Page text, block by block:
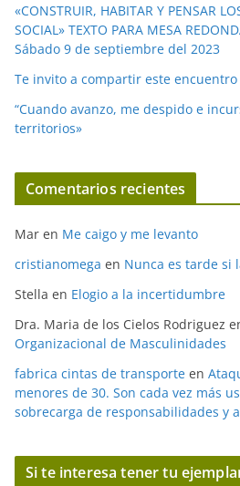
«CONSTRUIR, HABITAR Y PENSAR
SOCIAL» TEXTO PARA MESA
Sábado 9 de septiembre del 2023
Te invito a compartir este encuentro
“Cuando avanzo, me despido e
territorios»
Comentarios recientes
Mar en Me caigo y me levanto
cristianomega en Nunca es tarde si
Stella en Elogio a la incertidumbre
Dra. Maria de los Cielos Rodriguez
Organizacional de Masculinidades
fabrica cintas de transporte en
menores de 30. Son cada vez más
sobrecarga de responsabilidades y
Si te interesa tener tu